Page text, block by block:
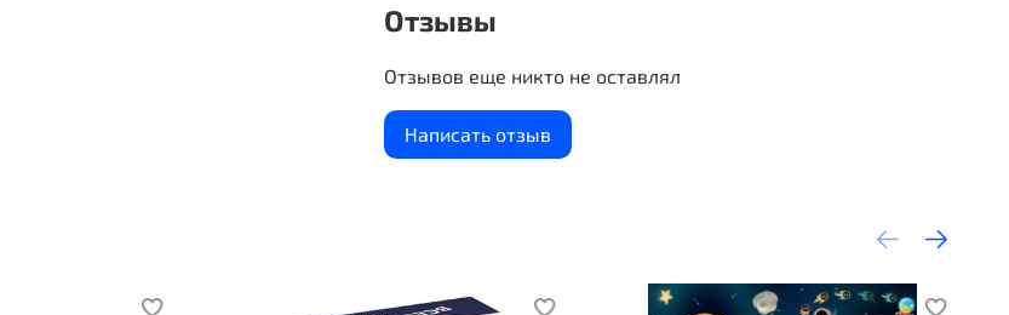
Ход передается по часовой стрелке.
Отзывы
Отзывов еще никто не оставлял
Написать отзыв